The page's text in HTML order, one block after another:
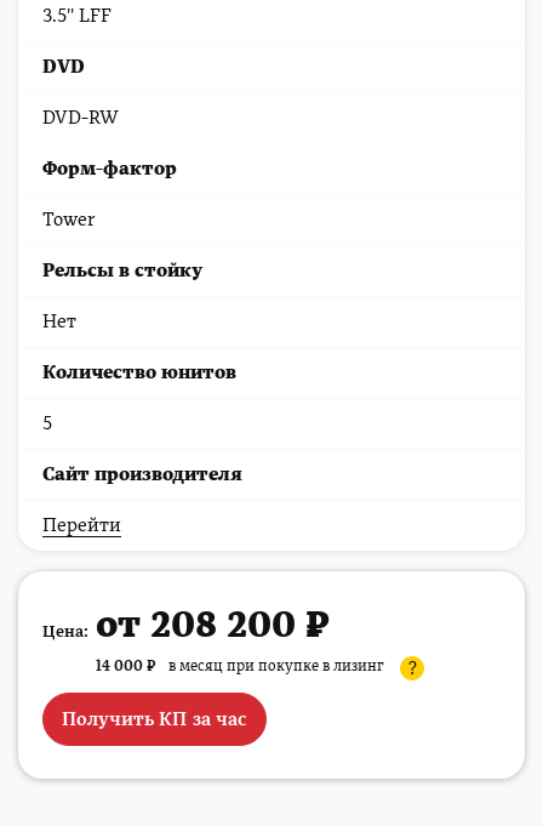
3.5'' LFF
DVD
DVD-RW
Форм-фактор
Tower
Рельсы в стойку
Нет
Количество юнитов
5
Cайт производителя
Перейти
Цена: от 208 200 ₽
14 000 ₽ в месяц при покупке в лизинг ?
Получить КП за час